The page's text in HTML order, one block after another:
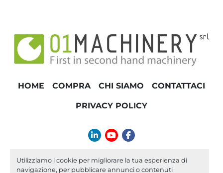
Utilizziamo i cookie per migliorare la tua esperienza di
navigazione, per pubblicare annunci o contenuti
HOME COMPRA CHI SIAMO CONTATTACI
PRIVACY POLICY
linkedinyoutubefacebook
info@01machinery.com